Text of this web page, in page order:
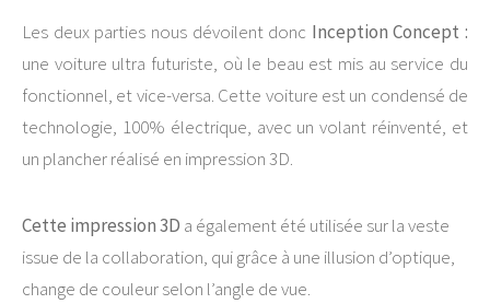
Les deux parties nous dévoilent donc Inception Concept :
une voiture ultra futuriste, où le beau est mis au service du
fonctionnel, et vice-versa. Cette voiture est un condensé de
technologie, 100% électrique, avec un volant réinventé, et
un plancher réalisé en impression 3D.
Cette impression 3D a également été utilisée sur la veste
issue de la collaboration, qui grâce à une illusion d’optique,
change de couleur selon l’angle de vue.